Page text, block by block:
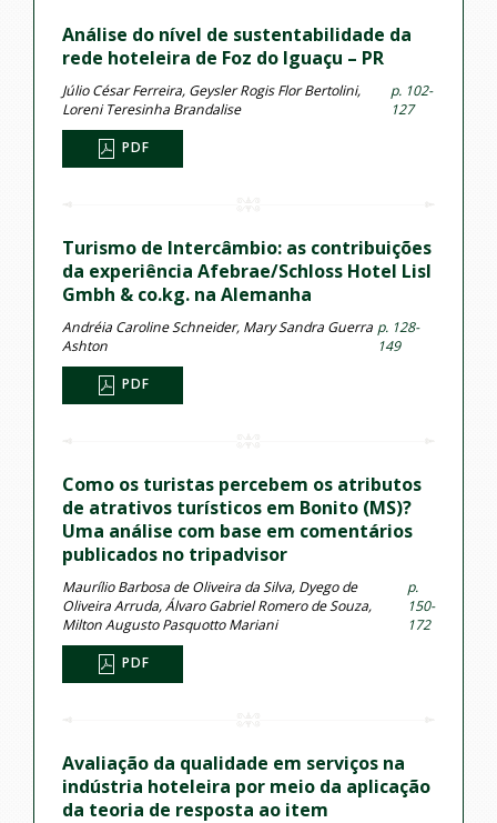
Análise do nível de sustentabilidade da
rede hoteleira de Foz do Iguaçu – PR
Júlio César Ferreira, Geysler Rogis Flor Bertolini,
Loreni Teresinha Brandalise
p. 102-
127
PDF
Turismo de Intercâmbio: as contribuições
da experiência Afebrae/Schloss Hotel Lisl
Gmbh & co.kg. na Alemanha
Andréia Caroline Schneider, Mary Sandra Guerra
Ashton
p. 128-
149
PDF
Como os turistas percebem os atributos
de atrativos turísticos em Bonito (MS)?
Uma análise com base em comentários
publicados no tripadvisor
Maurílio Barbosa de Oliveira da Silva, Dyego de
Oliveira Arruda, Álvaro Gabriel Romero de Souza,
Milton Augusto Pasquotto Mariani
p.
150-
172
PDF
Avaliação da qualidade em serviços na
indústria hoteleira por meio da aplicação
da teoria de resposta ao item